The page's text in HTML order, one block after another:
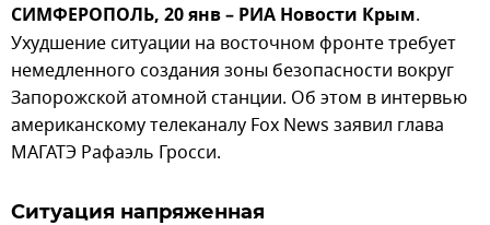
СИМФЕРОПОЛЬ, 20 янв – РИА Новости Крым.
Ухудшение ситуации на восточном фронте требует
немедленного создания зоны безопасности вокруг
Запорожской атомной станции. Об этом в интервью
американскому телеканалу Fox News заявил глава
МАГАТЭ Рафаэль Гросси.
Ситуация напряженная